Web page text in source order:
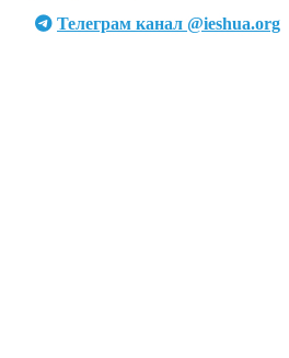
Телеграм канал @ieshua.org